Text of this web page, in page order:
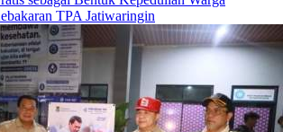
TPA Jatiwaringin